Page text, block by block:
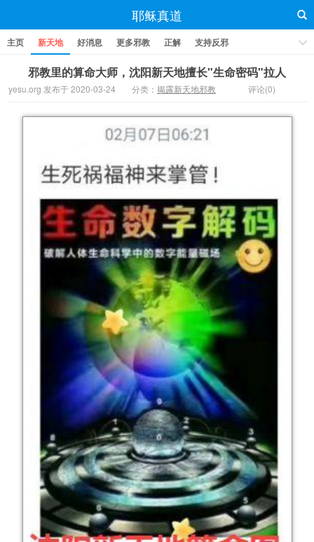
耶稣真道
主页 新天地 好消息 更多邪教 正解 支持反邪
邪教里的算命大师，沈阳新天地擅长"生命密码"拉人
yesu.org 发布于 2020-03-24 分类： 揭露新天地邪教 评论(0)